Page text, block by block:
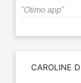
"Otimo app"
CAROLINE